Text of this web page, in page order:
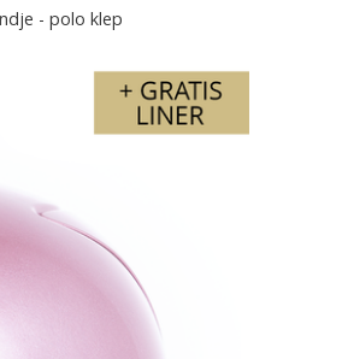
- polo klep